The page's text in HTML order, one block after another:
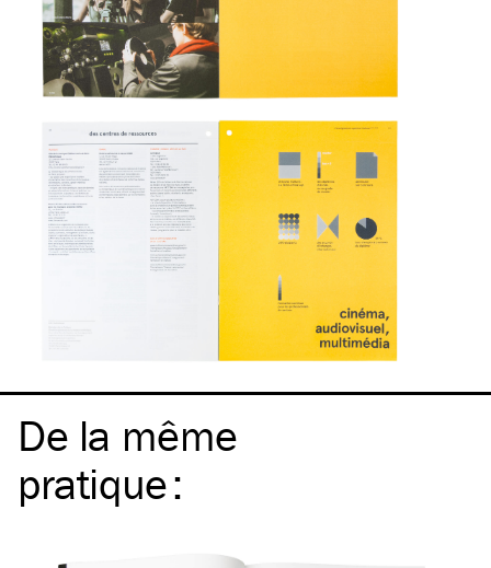
De la même
pratique: